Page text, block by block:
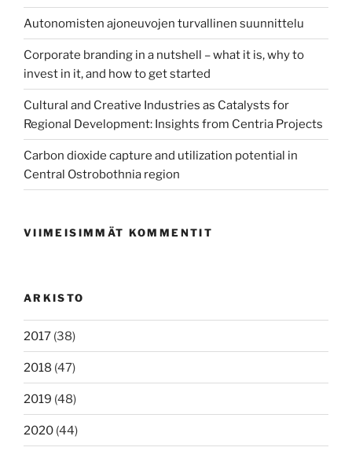
Autonomisten ajoneuvojen turvallinen suunnittelu
Corporate branding in a nutshell – what it is, why to
invest in it, and how to get started
Cultural and Creative Industries as Catalysts for
Regional Development: Insights from Centria Projects
Carbon dioxide capture and utilization potential in
Central Ostrobothnia region
VIIMEISIMMÄT KOMMENTIT
ARKISTO
2017 (38)
2018 (47)
2019 (48)
2020 (44)